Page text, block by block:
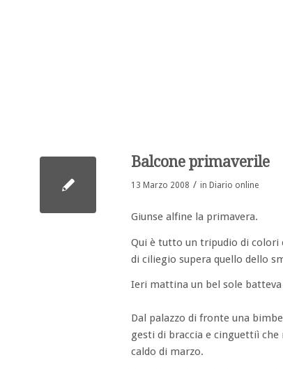
Balcone primaverile
13 Marzo 2008 / in Diario online
Giunse alfine la primavera.
Qui è tutto un tripudio di colori
di ciliegio supera quello dello
Ieri mattina un bel sole
Dal palazzo di fronte una
gesti di braccia e cinguettiì che
caldo di marzo.